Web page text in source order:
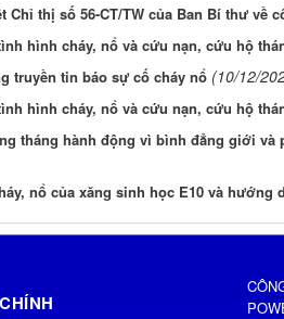
Chỉ thị số 56-CT/TW của Ban Bí thư về
hình cháy, nổ và cứu nạn, cứu hộ
truyền tin báo sự cố cháy nổ (10/12/
hình cháy, nổ và cứu nạn, cứu hộ
tháng hành động vì bình đẳng giới
nổ của xăng sinh học E10 và hướng